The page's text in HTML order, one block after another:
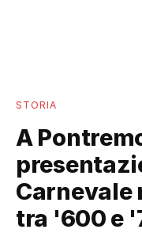
STORIA
A
Carnevale
tra '600 e